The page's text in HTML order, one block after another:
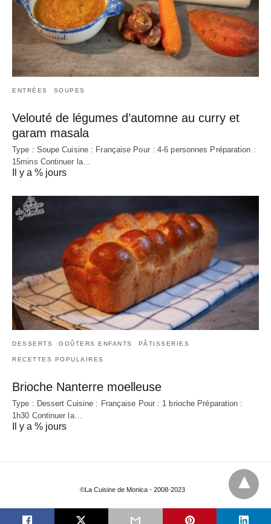
ENTRÉES SOUPES
Velouté de légumes d’automne au curry et
garam masala
Type : Soupe Cuisine : Française Pour : 4-6 personnes Préparation :
15mins Continuer la…
Il y a % jours
DESSERTS GOÛTERS ENFANTS PÂTISSERIES
RECETTES POPULAIRES
Brioche Nanterre moelleuse
Type : Dessert Cuisine : Française Pour : 1 brioche Préparation :
1h30 Continuer la…
Il y a % jours
©La Cuisine de Monica - 2008-2023